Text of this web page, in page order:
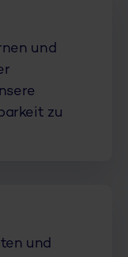
und
zu
und